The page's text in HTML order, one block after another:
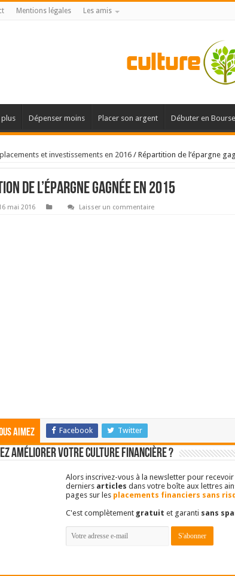
Mentions légales Les amis
Dépenser moins Placer son argent Débuter en Bourse
et investissements en 2016 / Répartition de l’épargne
de l’épargne gagnée en 2015
mai 2016 Laisser un commentaire
aimez Facebook Twitter
améliorer votre culture financière ?
Alors inscrivez-vous à la newsletter pour
derniers articles dans votre boîte aux lettres
pages sur les placements financiers sans
C'est complètement gratuit et garanti sans